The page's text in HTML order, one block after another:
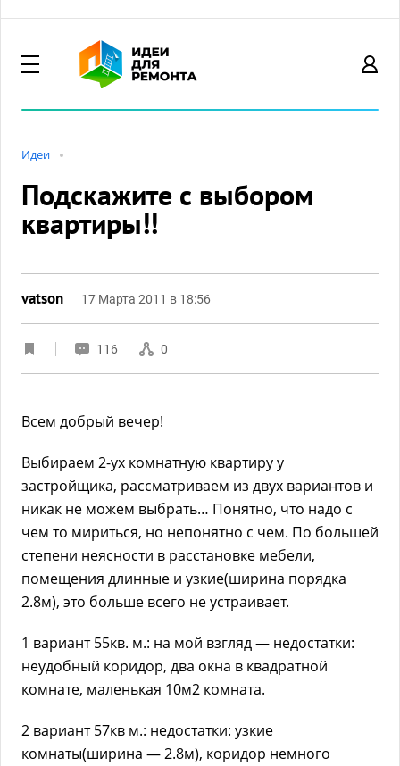
Идеи
Подскажите с выбором
квартиры!!
vatson 17 Марта 2011 в 18:56
116 0
Всем добрый вечер!
Выбираем 2-ух комнатную квартиру у
застройщика, рассматриваем из двух вариантов и
никак не можем выбрать… Понятно, что надо с
чем то мириться, но непонятно с чем. По большей
степени неясности в расстановке мебели,
помещения длинные и узкие(ширина порядка
2.8м), это больше всего не устраивает.
1 вариант 55кв. м.: на мой взгляд — недостатки:
неудобный коридор, два окна в квадратной
комнате, маленькая 10м2 комната.
2 вариант 57кв м.: недостатки: узкие
комнаты(ширина — 2.8м), коридор немного